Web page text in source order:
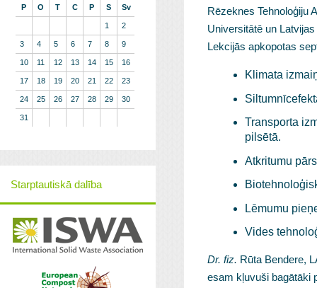
Rēzeknes Tehnoloģiju
Universitātē un
Lekcijās apkopotas
Klimata
Transporta
pilsētā.
Atkritumu
Lēmumu
Vides
Dr. fiz. Rūta Bendere,
esam kļuvuši bagātāki
P O T C P S Sv
1 2
3 4 5 6 7 8 9
10 11 12 13 14 15 16
17 18 19 20 21 22 23
24 25 26 27 28 29 30
31
Starptautiskā dalība